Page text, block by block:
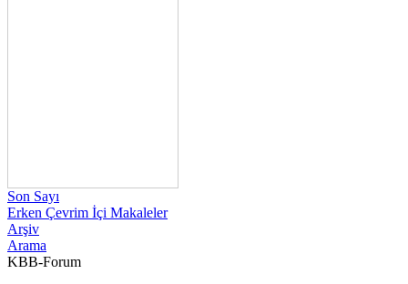
Son Sayı
Erken Çevrim İçi Makaleler
Arşiv
Arama
KBB-Forum